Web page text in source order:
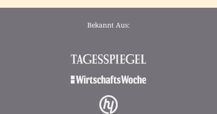
Bekannt Aus: